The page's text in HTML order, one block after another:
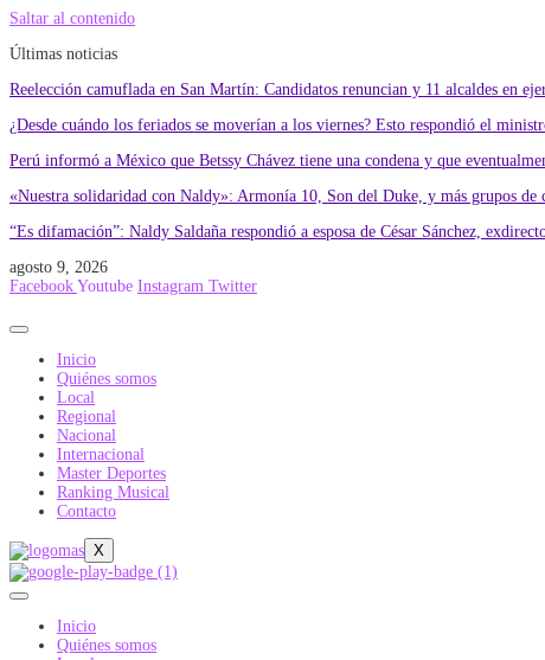
Saltar al contenido
Últimas noticias
Reelección camuflada en San Martín: Candidatos renuncian y 11 alcaldes en
¿Desde cuándo los feriados se moverían a los viernes? Esto respondió el
Perú informó a México que Betssy Chávez tiene una condena y que
«Nuestra solidaridad con Naldy»: Armonía 10, Son del Duke, y más grupos de
“Es difamación”: Naldy Saldaña respondió a esposa de César Sánchez,
agosto 9, 2026
Facebook Youtube Instagram Twitter
Inicio
Quiénes somos
Local
Regional
Nacional
Internacional
Master Deportes
Ranking Musical
Contacto
X
Inicio
Quiénes somos